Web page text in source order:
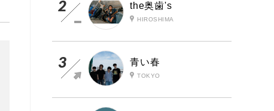
the奥歯's
HIROSHIMA
青い春
TOKYO